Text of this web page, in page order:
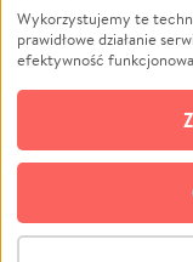
Pomoc
Projekty
Pogrzeb
Społeczność
Kultura
©
Wykorzystujemy te
prawidłowe działanie
efektywność
technologii do celów
zgodę na ich stosowanie
możliwość zmiany swoich
do której link znajdziesz
cookie wykorzystywane